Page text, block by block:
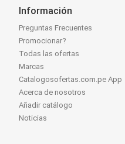
Información
Preguntas Frecuentes
Promocionar?
Todas las ofertas
Marcas
Catalogosofertas.com.pe App
Acerca de nosotros
Añadir catálogo
Noticias